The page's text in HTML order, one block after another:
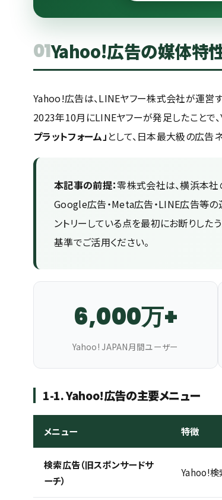
01Yahoo!広告の媒体特
Yahoo!広告は、LINEヤフー株式会社が運営
2023年10月にLINEヤフーが発足したことで
プラットフォーム」 として、日本最大級の広告
本記事の前提：零株式会社は、横浜本社
Google広告・Meta広告・LINE広告等
ントリーしている点を最初にお断りした
基準でご活用ください。
6,000万+
Yahoo! JAPAN月間ユーザー
1-1. Yahoo!広告の主要メニュー
メニュー 特徴
検索広告（旧スポンサードサ
ーチ）
Yahoo!検